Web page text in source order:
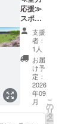
応は出
来かね
ます。
バック
ネット
ロゴ希
望 ゴー
ルポス
トカ
バー 株
式会社
豊田ス
タジア
が一、
天災な
時、必
ず備考
欄に
バック
ネット
への記
銘内容
（ロゴ
もしく
は名
称）
と、
ゴール
ター ☆
支援
時、必
ず備考
欄に希
望され
るベン
チ記銘
の内容
と、御
芳名の
お名前
をご記
だきま
す。 ※
ベンチ
記銘の
内容と
異なっ
ていて
もかま
いませ
③ZEBR
A
Coffee
きま
す。 掲
出期
間：
2026年
9月1
日〜ス
ポーツ
パーク
営業終
了まで
掲出方
法：ク
名前を
ご記入
くださ
い。
掲載希
望がな
い場合
は、
「掲載
不要」
とご記
ジタル
芳名 ※
１名様
の個人
名のみ
とさせ
ていた
だきま
す。 ③
サンク
スレ
ター ☆
用は手
数料を
除きす
べてコ
ミュニ
ティ
ガーデ
ンの運
営費に
使用い
たしま
す。
掲出。
※個人
名、団
体名
（法
人、自
治体、
または
実在す
る団体
（競技
団体・
営する
「コ
ミュニ
ティ
ガーデ
ン」の
公式ス
ポン
サーと
して、
公式HP
のコ
応援≫
スポー
ツパー
ク応援
コース
返礼品
は必要
ないの
で、た
だただ
応援し
たい！
支援
者：
1人
お届
け予
定：
2026
年09
月
こ
の
リ
タ
ー